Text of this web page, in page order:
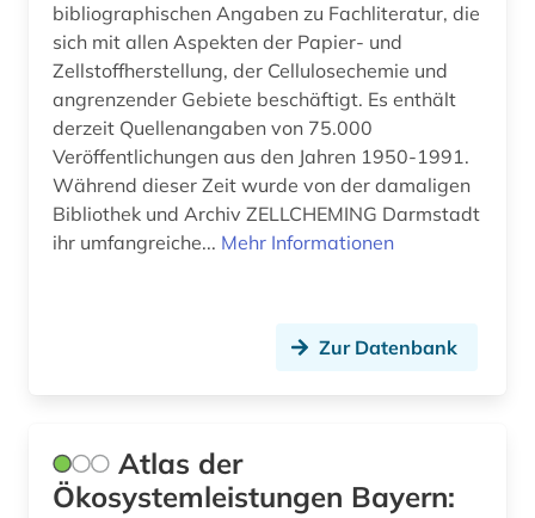
glossar (1)
grenzflächen (1)
gymnospermen (1)
gynäkologie (1)
heilpflanzen (4)
hirnforschung (1)
bibliographischen Angaben zu Fachliteratur, die
sich mit allen Aspekten der Papier- und
Zellstoffherstellung, der Cellulosechemie und
angrenzender Gebiete beschäftigt. Es enthält
derzeit Quellenangaben von 75.000
Veröffentlichungen aus den Jahren 1950-1991.
Während dieser Zeit wurde von der damaligen
Bibliothek und Archiv ZELLCHEMING Darmstadt
ihr umfangreiche... Mehr Informationen
Zur Datenbank
Atlas der
Ökosystemleistungen Bayern: